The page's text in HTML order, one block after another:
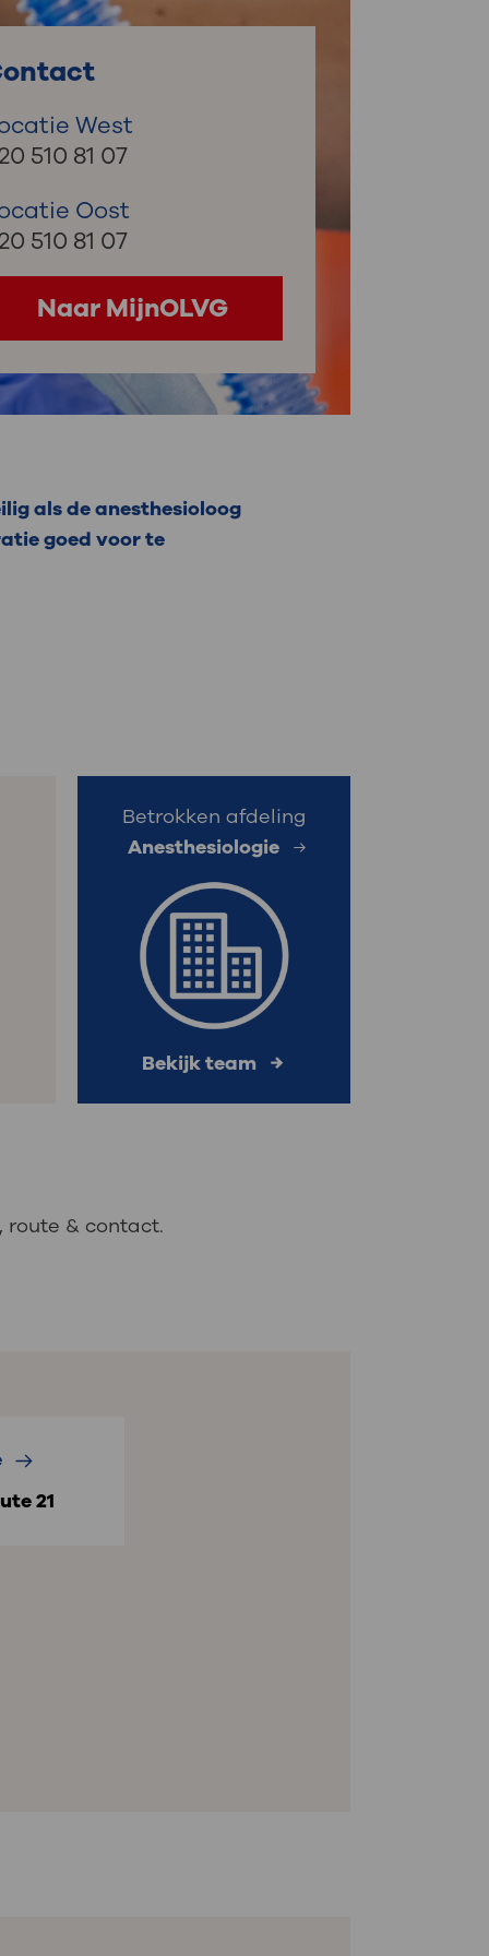
West
510 81 07
Oost
510 81 07
Naar MijnOLVG
als de anesthesioloog
goed voor te
Betrokken afdeling
Anesthesiologie
Bekijk team
route & contact.
21